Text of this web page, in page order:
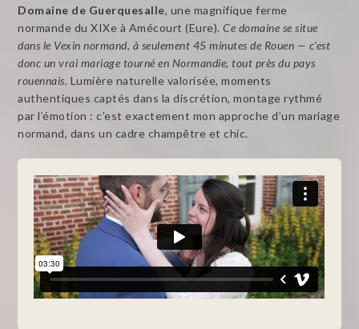
Domaine de Guerquesalle, une magnifique ferme
normande du XIXe à Amécourt (Eure).Ce domaine se situe
dans le Vexin normand, à seulement 45 minutes de Rouen — c’est
donc un vrai mariage tourné en Normandie, tout près du pays
rouennais. Lumière naturelle valorisée, moments
authentiques captés dans la discrétion, montage rythmé
par l’émotion : c’est exactement mon approche d’un mariage
normand, dans un cadre champêtre et chic.